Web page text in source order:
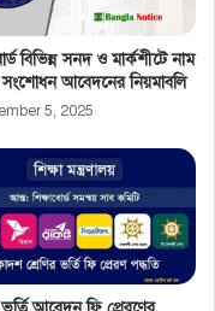
বিভিন্ন সনদ ও মার্কশীটে নাম
আবেদনের নিয়মাবলি
5, 2025